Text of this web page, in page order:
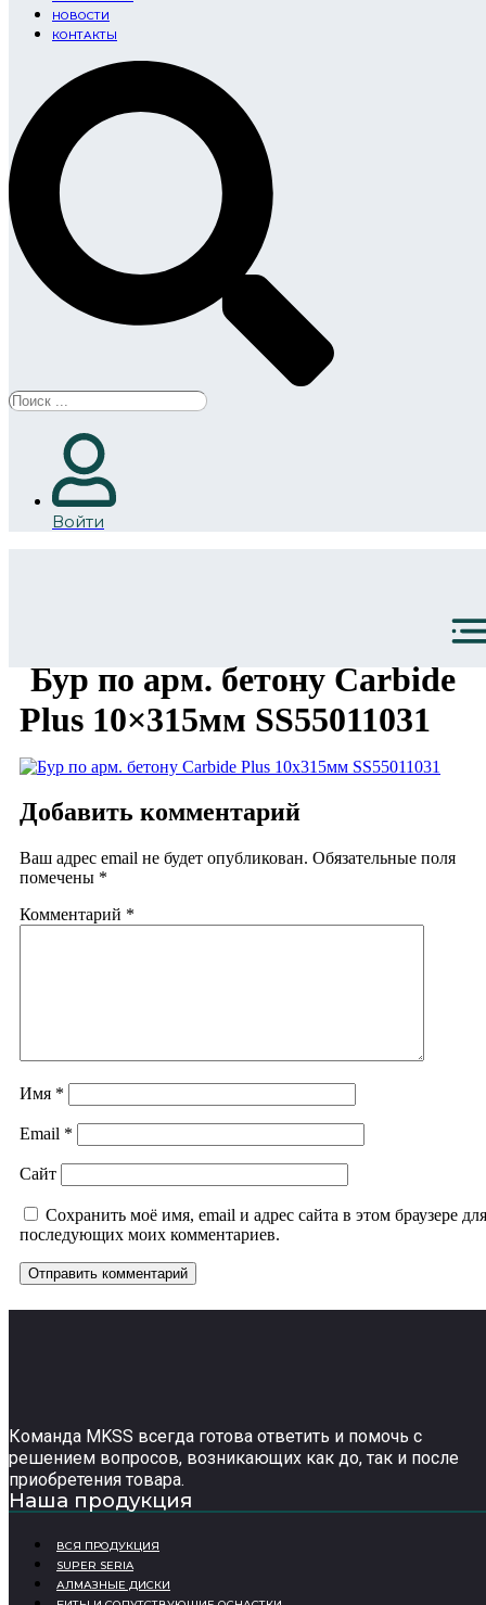
НОВОСТИ
КОНТАКТЫ
Search
Войти
Бур по арм. бетону Carbide
Plus 10×315мм SS55011031
Добавить комментарий
Ваш адрес email не будет опубликован. Обязательные поля
помечены *
Комментарий *
Имя *
Email *
Сайт
Сохранить моё имя, email и адрес сайта в этом браузере для
последующих моих комментариев.
Команда MKSS всегда готова ответить и помочь с
решением вопросов, возникающих как до, так и после
приобретения товара.
Наша продукция
ВСЯ ПРОДУКЦИЯ
SUPER SERIA
АЛМАЗНЫЕ ДИСКИ